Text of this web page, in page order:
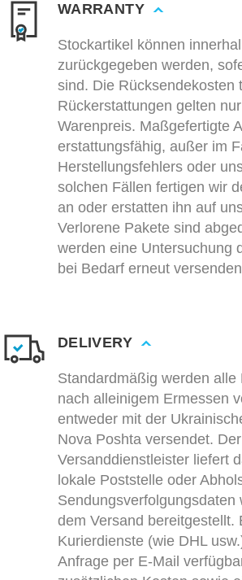
WARRANTY
Stockartikel können
zurückgegeben werden,
sind. Die Rücksendekosten
Rückerstattungen gelten
Warenpreis. Maßgefertigte
erstattungsfähig, außer im
Herstellungsfehlers oder
solchen Fällen fertigen wir
an oder erstatten ihn auf
Verlorene Pakete sind
werden eine Untersuchung
bei Bedarf erneut
DELIVERY
Standardmäßig werden alle
nach alleinigem Ermessen
entweder mit der
Nova Poshta versendet. Der
Versanddienstleister liefert
lokale Poststelle oder
Sendungsverfolgungsdaten
dem Versand bereitgestellt.
Kurierdienste (wie DHL
Anfrage per E-Mail